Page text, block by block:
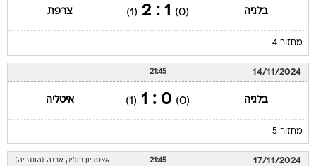
בלגיה (0)
1 : 2
(1) צרפת
מחזור 4
14/11/2024
21:45
בלגיה (0)
0 : 1
(1) איטליה
מחזור 5
17/11/2024
21:45 אצטדיון בוז'יק ארנה (הונגריה)